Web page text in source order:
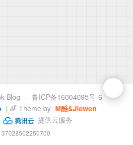
Blog - 鲁ICP备16004095号-6
| 🌈 Theme by M酷&Jiewen
提供云服务
37028502250700